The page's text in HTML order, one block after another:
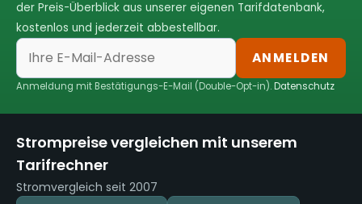
der Preis-Überblick aus unserer eigenen Tarifdatenbank,
kostenlos und jederzeit abbestellbar.
ANMELDEN
Anmeldung mit Bestätigungs-E-Mail (Double-Opt-in).Datenschutz
Strompreise vergleichen mit unserem
Tarifrechner
Stromvergleich seit 2007